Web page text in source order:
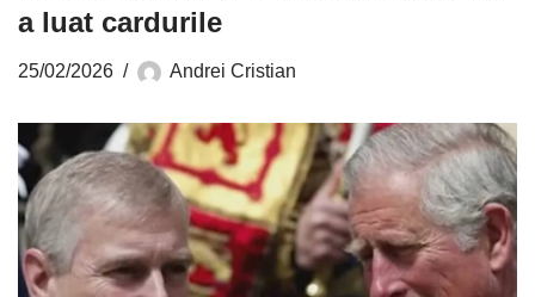
a luat cardurile
25/02/2026 Andrei Cristian